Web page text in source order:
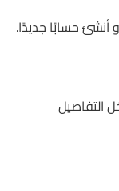
حسابًا جديدًا.
التفاصيل